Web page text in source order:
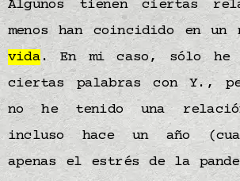
Algunos tienen ciertas
menos han coincidido en un
vida. En mi caso, sólo he
ciertas palabras con Y.,
no he tenido una
incluso hace un año
apenas el estrés de la